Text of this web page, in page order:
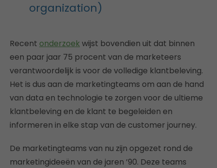
organization)
Recent onderzoek wijst bovendien uit dat binnen
een paar jaar 75 procent van de marketeers
verantwoordelijk is voor de volledige klantbeleving.
Het is dus aan de marketingteams om aan de hand
van data en technologie te zorgen voor de ultieme
klantbeleving en de klant te begeleiden en
informeren in elke stap van de customer journey.
De marketingteams van nu zijn opgezet rond de
marketingideeën van de jaren ’90. Deze teams